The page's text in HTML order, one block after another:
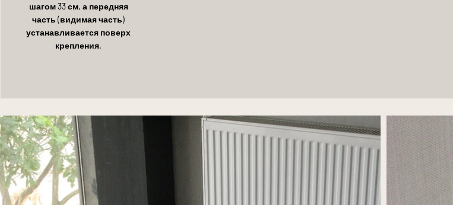
шагом 33 см, а передняя
часть (видимая часть)
устанавливается поверх
крепления.